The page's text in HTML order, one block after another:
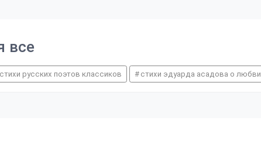
все
стихи русских поэтов классиков стихи эдуарда асадова о любви